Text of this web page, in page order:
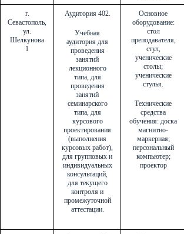
г.
Севастополь,
ул.
Шелкунова
1
Аудитория 402.
Учебная
аудитория для
проведения
занятий
лекционного
типа, для
проведения
занятий
семинарского
типа, для
курсового
проектирования
(выполнения
курсовых работ),
для групповых и
индивидуальных
консультаций,
для текущего
контроля и
промежуточной
аттестации.
Основное
оборудование:
стол
преподавателя,
стул,
ученические
столы;
ученические
стулья.
Технические
средства
обучения: доска
магнитно-
маркерная;
персональный
компьютер;
проектор